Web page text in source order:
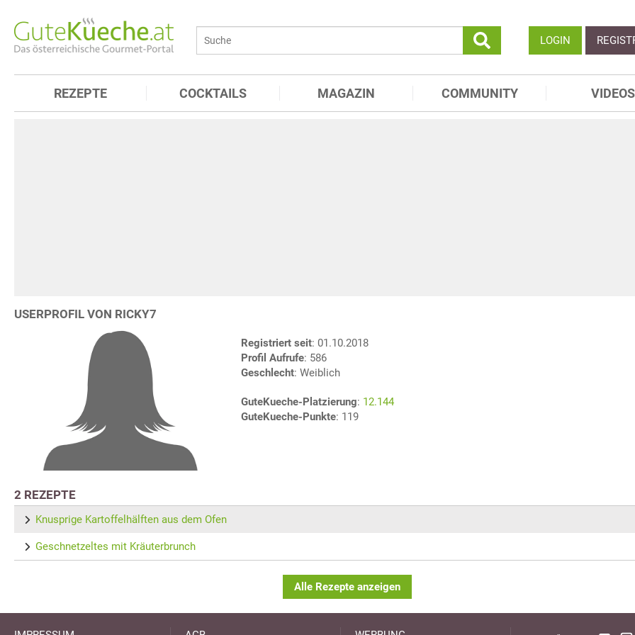
LOGIN
REZEPTE COCKTAILS MAGAZIN COMMUNITY VIDEOS
USERPROFIL VON RICKY7
Registriert seit: 01.10.2018
Profil Aufrufe: 586
Geschlecht: Weiblich
GuteKueche-Platzierung: 12.144
GuteKueche-Punkte: 119
2 REZEPTE
Knusprige Kartoffelhälften aus dem Ofen
Geschnetzeltes mit Kräuterbrunch
Alle Rezepte anzeigen